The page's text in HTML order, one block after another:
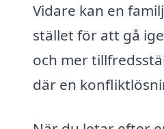
Vidare kan en
stället för att gå
och mer
där en